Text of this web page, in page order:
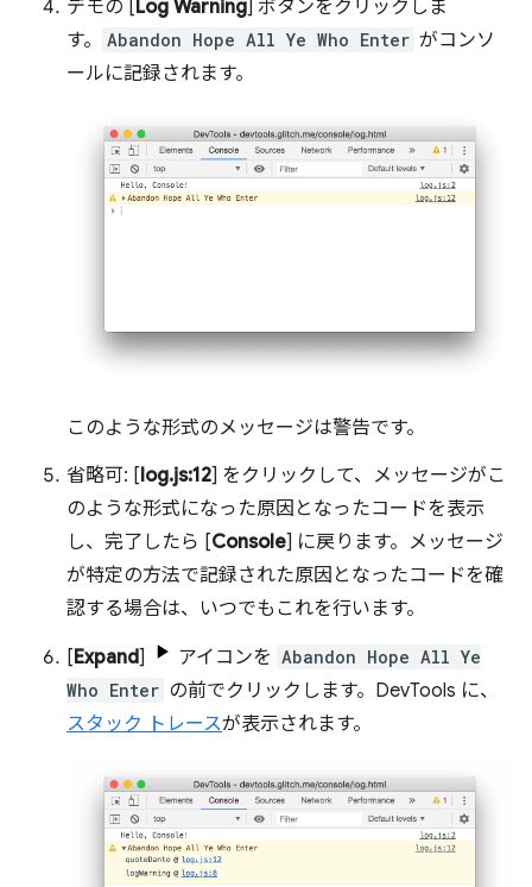
デモの [Log Warning] ボタンをクリックしま
す。
Abandon Hope All Ye Who Enter がコンソ
ールに記録されます。
このような形式のメッセージは警告です。
省略可: [log.js:12] をクリックして、メッセージがこ
のような形式になった原因となったコードを表示
し、完了したら [Console] に戻ります。メッセージ
が特定の方法で記録された原因となったコードを確
認する場合は、いつでもこれを行います。
[Expand] アイコンを Abandon Hope All Ye
Who Enter の前でクリックします。DevTools に、
スタック トレースが表示されます。